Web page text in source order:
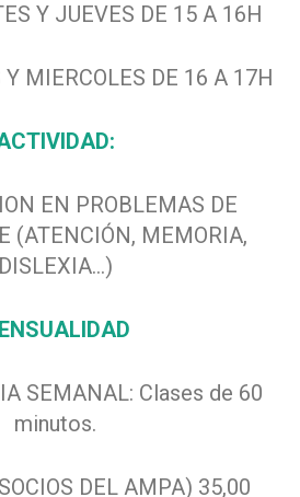
Y JUEVES DE 15 A 16H
Y MIERCOLES DE 16 A 17H
EN PROBLEMAS DE
(ATENCIÓN, MEMORIA,
DISLEXIA...)
SEMANAL: Clases de 60
minutos.
DEL AMPA) 35,00